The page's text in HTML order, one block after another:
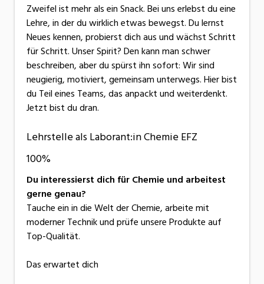
Zweifel ist mehr als ein Snack. Bei uns erlebst du eine
Lehre, in der du wirklich etwas bewegst. Du lernst
Neues kennen, probierst dich aus und wächst Schritt
für Schritt. Unser Spirit? Den kann man schwer
beschreiben, aber du spürst ihn sofort: Wir sind
neugierig, motiviert, gemeinsam unterwegs. Hier bist
du Teil eines Teams, das anpackt und weiterdenkt.
Jetzt bist du dran.
Lehrstelle als Laborant:in Chemie EFZ
100%
Du interessierst dich für Chemie und arbeitest
gerne genau?
Tauche ein in die Welt der Chemie, arbeite mit
moderner Technik und prüfe unsere Produkte auf
Top-Qualität.
Das erwartet dich